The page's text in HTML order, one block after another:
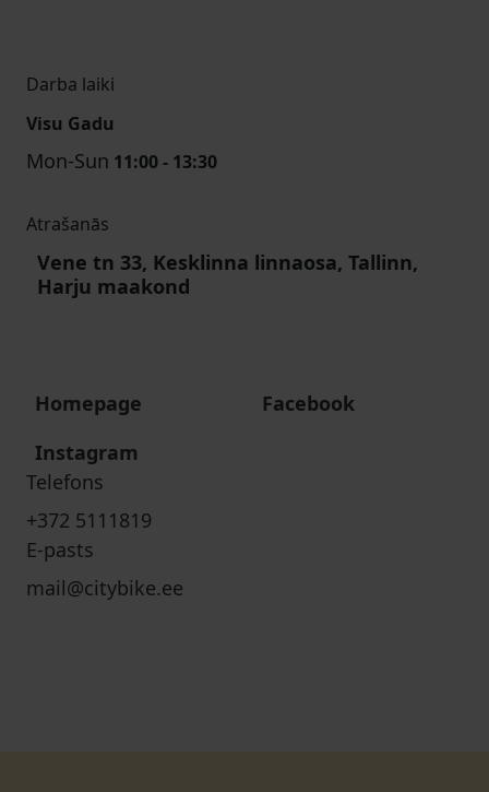
Darba laiki
Visu Gadu
Mon-Sun 11:00 - 13:30
Atrašanās
Vene tn 33, Kesklinna linnaosa, Tallinn,
Harju maakond
Homepage
Facebook
Instagram
Telefons
+372 5111819
E-pasts
mail@citybike.ee